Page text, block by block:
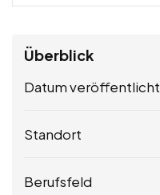
Überblick
Datum veröffentlicht
Standort
Berufsfeld